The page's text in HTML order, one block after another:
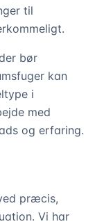
til
bør
kan
i
med
og erfaring.
præcis,
Vi har